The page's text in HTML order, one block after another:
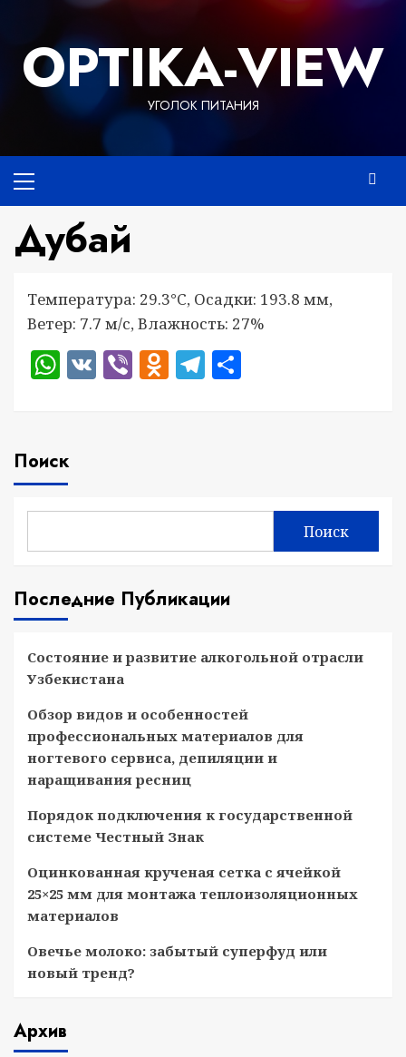
содержимому
OPTIKA-VIEW
УГОЛОК ПИТАНИЯ
меню
Дубай
Температура: 29.3°C, Осадки: 193.8 мм,
Ветер: 7.7 м/с, Влажность: 27%
WhatsApp
VKViberOdnoklassniki
Telegram
Поиск
Поиск
Последние Публикации
Состояние и развитие алкогольной отрасли
Узбекистана
Обзор видов и особенностей
профессиональных материалов для
ногтевого сервиса, депиляции и
наращивания ресниц
Порядок подключения к государственной
системе Честный Знак
Оцинкованная крученая сетка с ячейкой
25×25 мм для монтажа теплоизоляционных
материалов
Овечье молоко: забытый суперфуд или
новый тренд?
Архив